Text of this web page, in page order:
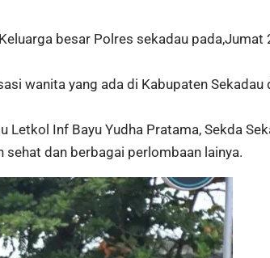
besar Polres sekadau
wanita yang ada di Kabupaten Sekadau
Inf Bayu Yudha Pratama, Sekda
sehat dan berbagai perlombaan lainya.